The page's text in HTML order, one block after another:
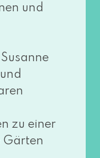
und
zu einer
Gärten